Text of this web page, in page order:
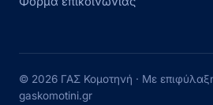
© 2026 ΓΑΣ Κομοτηνή · Με
gaskomotini.gr